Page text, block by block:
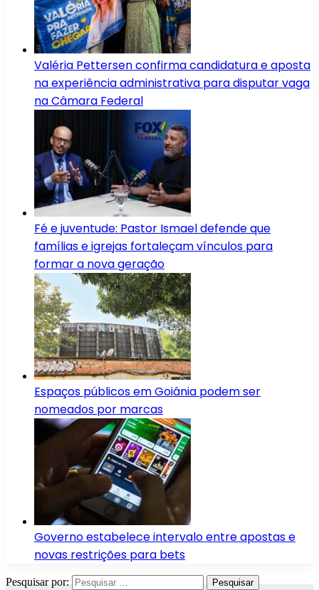
Valéria Pettersen confirma candidatura e aposta
na experiência administrativa para disputar vaga
na Câmara Federal
Fé e juventude: Pastor Ismael defende que
famílias e igrejas fortaleçam vínculos para
formar a nova geração
Espaços públicos em Goiânia podem ser
nomeados por marcas
Governo estabelece intervalo entre apostas e
novas restrições para bets
Pesquisar por: